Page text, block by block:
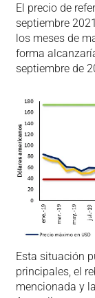
El precio de
septiembre
los meses de
forma
septiembre de
Esta situación
principales, el
mencionada y